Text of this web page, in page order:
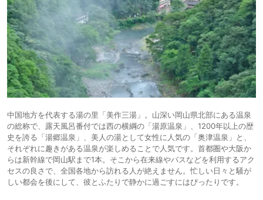
中国地方を代表する湯の里「美作三湯」。山深い岡山県北部にある温泉
の総称で、露天風呂番付では西の横綱の「湯原温泉」、1200年以上の歴
史を誇る「湯郷温泉」、美人の湯として女性に人気の「奥津温泉」と、
それぞれに趣きがある温泉が楽しめることで人気です。首都圏や大阪か
らは新幹線で岡山駅まで1本。そこから在来線やバスなどを利用するアク
セスの良さで、全国各地から訪れる人が絶えません。忙しい日々と騒が
しい都会を後にして、彼とふたりで静かに過ごすにはぴったりです。